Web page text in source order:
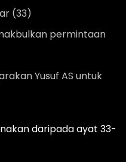
(33)
permintaan
Yusuf AS untuk
daripada ayat 33-